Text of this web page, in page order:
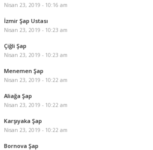
Nisan 23, 2019 - 10:16 am
İzmir Şap Ustası
Nisan 23, 2019 - 10:23 am
Çiğli Şap
Nisan 23, 2019 - 10:23 am
Menemen Şap
Nisan 23, 2019 - 10:22 am
Aliağa Şap
Nisan 23, 2019 - 10:22 am
Karşıyaka Şap
Nisan 23, 2019 - 10:22 am
Bornova Şap